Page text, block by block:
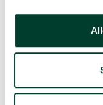
Volgende